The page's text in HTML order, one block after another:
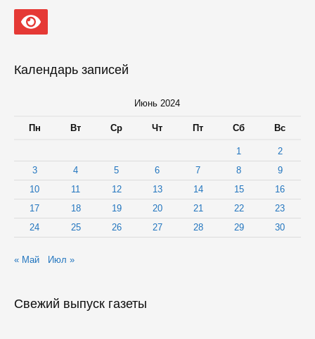
Календарь записей
Июнь 2024
Пн Вт Ср Чт Пт Сб Вс
1
2
3
4 5 6 7 8
9
10
11 12 13 14 15
16
17
18 19 20 21 22
23
24
25 26 27 28 29 30
« Май Июл »
Свежий выпуск газеты